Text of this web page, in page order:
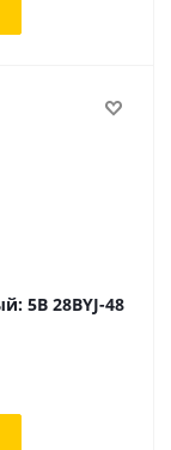
D3191 шаговый двигатель 4х фазный: 5В 28BYJ-48